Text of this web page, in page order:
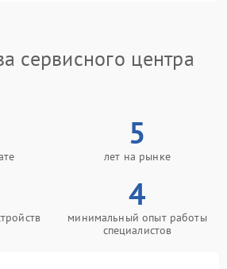
сервисного центра
5
лет на рынке
4
минимальный опыт работы
специалистов